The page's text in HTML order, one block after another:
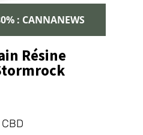
: CANNANEWS
Résine